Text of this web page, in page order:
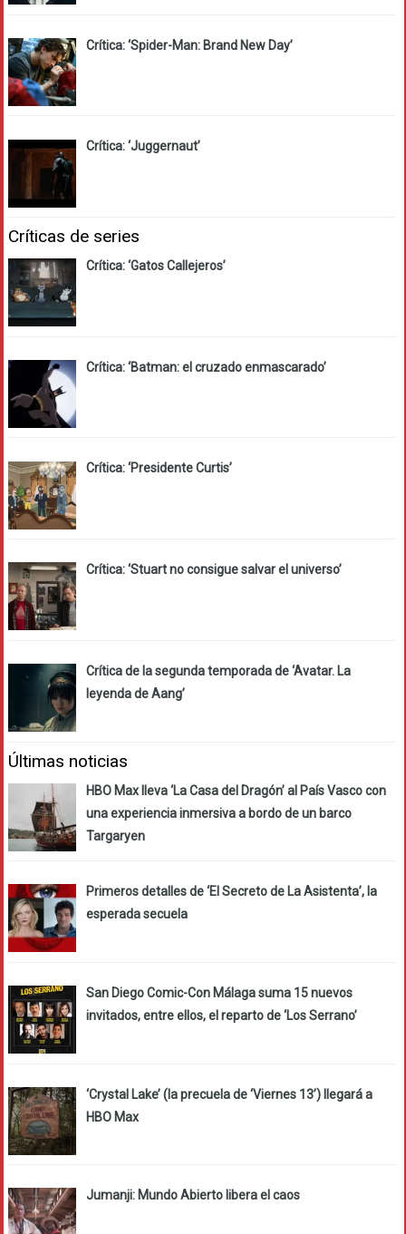
Crítica: ‘Spider-Man: Brand New Day’
Crítica: ‘Juggernaut’
Críticas de series
Crítica: ‘Gatos Callejeros’
Crítica: ‘Batman: el cruzado enmascarado’
Crítica: ‘Presidente Curtis’
Crítica: ‘Stuart no consigue salvar el universo’
Crítica de la segunda temporada de ‘Avatar. La
leyenda de Aang’
Últimas noticias
HBO Max lleva ‘La Casa del Dragón’ al País Vasco con
una experiencia inmersiva a bordo de un barco
Targaryen
Primeros detalles de ‘El Secreto de La Asistenta’, la
esperada secuela
San Diego Comic-Con Málaga suma 15 nuevos
invitados, entre ellos, el reparto de ‘Los Serrano’
‘Crystal Lake’ (la precuela de ‘Viernes 13’) llegará a
HBO Max
Jumanji: Mundo Abierto libera el caos